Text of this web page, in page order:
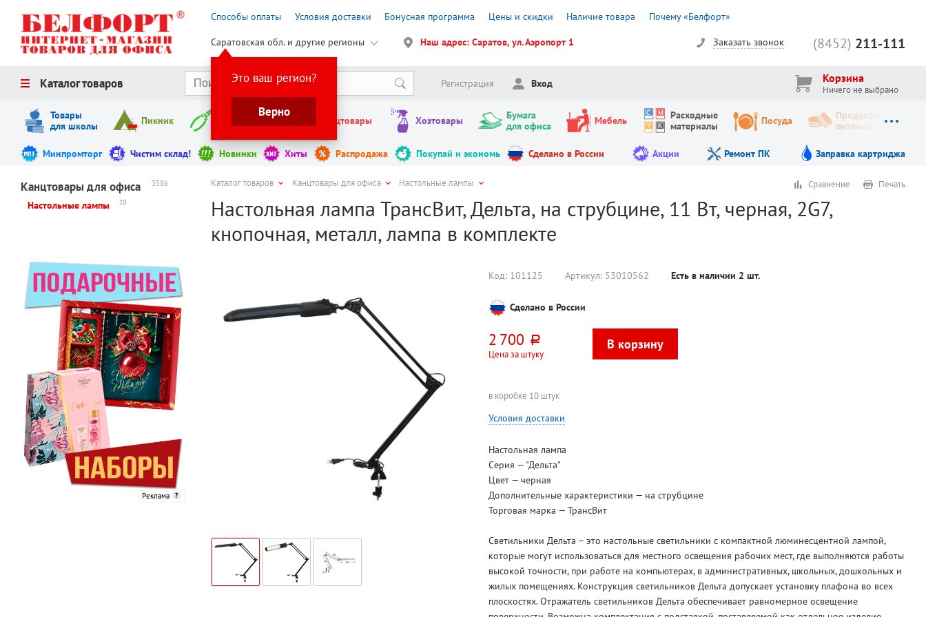
Способы оплаты Условия доставки Бонусная программа Цены и скидки Наличие товара Почему «Белфорт»
Саратовская обл. и другие регионы
Это ваш регион?
Верно
Наш адрес: Саратов, ул. Аэропорт 1 (8452) 211-111
Заказать звонок
Каталог товаров Регистрация Вход Корзина
Ничего не выбрано
Товары
для школы
Пикник Инструменты Канцтовары Хозтовары
Бумага
для офиса
Мебель
Расходные
материалы
Посуда
Продукты
питания
Минпромторг Чистим склад! Новинки Хиты Распродажа Покупай и экономь Сделано в России Акции Ремонт ПК Заправка картриджа
Канцтовары для офиса 3586
Настольные лампы 20
Реклама
Каталог товаров Канцтовары для офиса Настольные лампы
Настольная лампа ТрансВит, Дельта, на струбцине, 11 Вт, черная, 2G7,
кнопочная, металл, лампа в комплекте
Сравнение Печать
Код: 101125 Артикул: 53010562 Есть в наличии 2 шт.
Сделано в России
2 700 руб.
Цена за штуку
в коробке 10 штук
Условия доставки
Настольная лампа
Серия — "Дельта"
Цвет — черная
Дополнительные характеристики — на струбцине
Торговая марка — ТрансВит
Светильники Дельта – это настольные светильники с компактной люминесцентной лампой,
которые могут использоваться для местного освещения рабочих мест, где выполняются работы
высокой точности, при работе на компьютерах, в административных, школьных, дошкольных и
жилых помещениях. Конструкция светильников Дельта допускает установку плафона во всех
плоскостях. Отражатель светильников Дельта обеспечивает равномерное освещение